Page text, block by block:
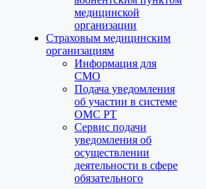
медицинской
организации
Страховым медицинским
организациям
Информация для
СМО
Подача уведомления
об участии в системе
ОМС РТ
Сервис подачи
уведомления об
осуществлении
деятельности в сфере
обязательного